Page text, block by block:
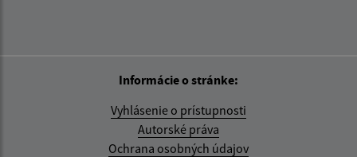
Informácie o stránke:
Vyhlásenie o prístupnosti
Autorské práva
Ochrana osobných údajov